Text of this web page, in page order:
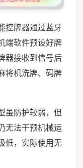
控牌器通过蓝牙
端软件预设好牌
器接收到信号后
将机洗牌、码牌
虽防护较弱，但
无法干预机械运
低，实际使用无